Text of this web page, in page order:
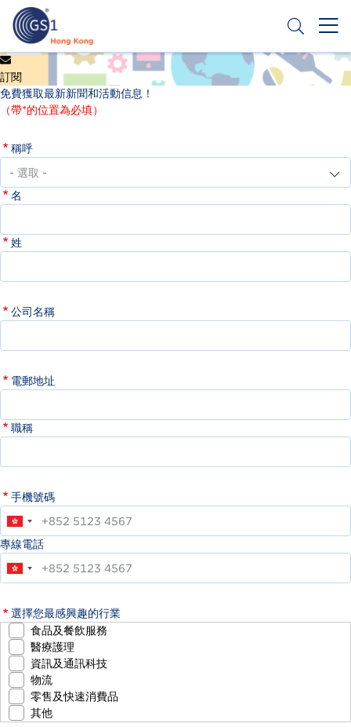
內
容
Header
Top
Second
Menu
申請條碼
訂閱
免費獲取最新新聞和活動信息！
（帶*的位置為必填）
稱呼
名
姓
公司名稱
電郵地址
職稱
手機號碼
專線電話
選擇您最感興趣的行業
食品及餐飲服務
醫療護理
資訊及通訊科技
物流
零售及快速消費品
其他